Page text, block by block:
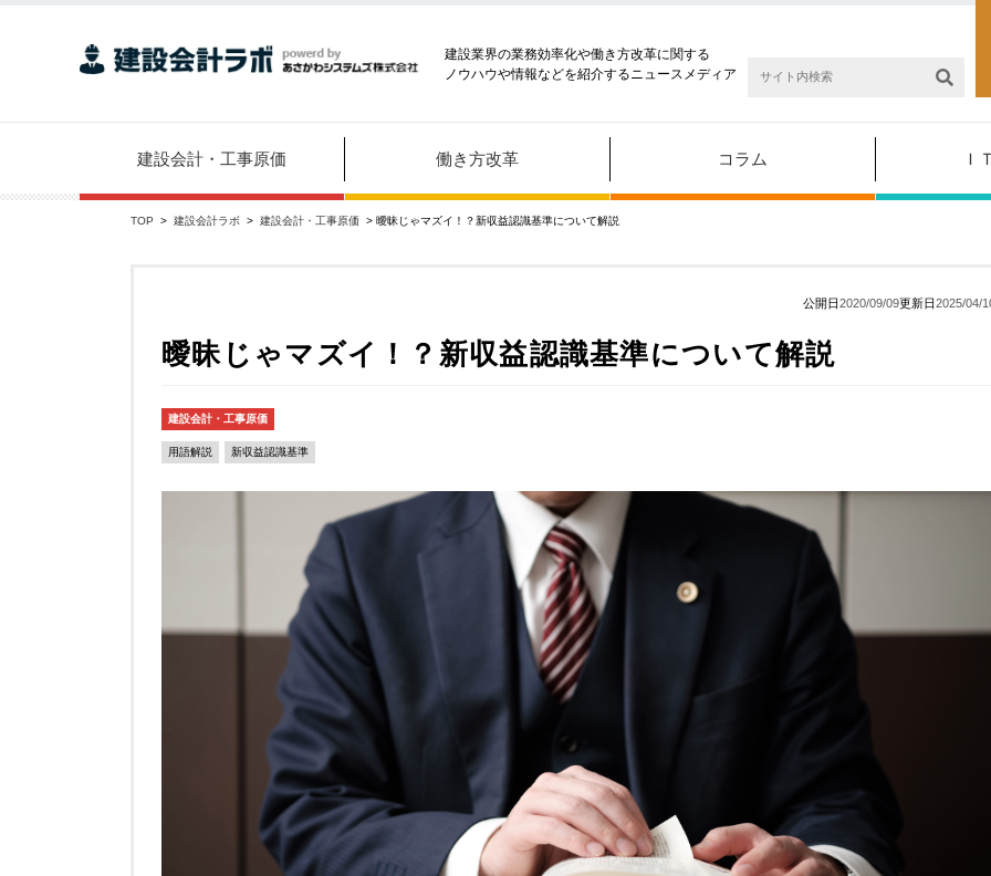
建設業界の業務効率化や働き方改革に関する
ノウハウや情報などを紹介するニュースメディア
建設会計・工事原価 働き方改革 コラム Ｉ
TOP > 建設会計ラボ > 建設会計・工事原価 > 曖昧じゃマズイ！？新収益認識基準について解説
公開日2020/09/09更新日2025/04/
曖昧じゃマズイ！？新収益認識基準について解説
建設会計・工事原価
用語解説 新収益認識基準